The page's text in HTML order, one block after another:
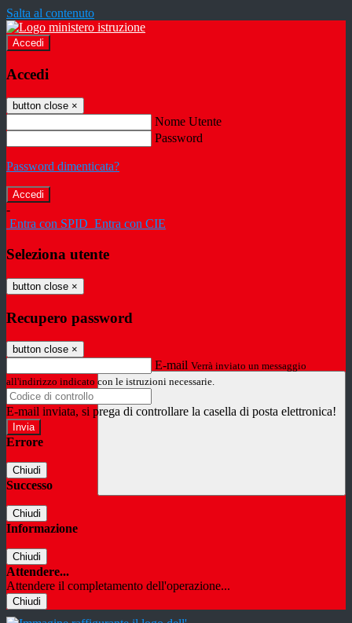
Salta al contenuto
Accedi
Accedi
button close ×
Nome Utente
Password
Password dimenticata?
-
Entra con SPID Entra con CIE
Seleziona utente
button close ×
Recupero password
button close ×
E-mail Verrà inviato un messaggio
all'indirizzo indicato con le istruzioni necessarie.
E-mail inviata, si prega di controllare la casella di posta elettronica!
Errore
Chiudi
Successo
Chiudi
Informazione
Chiudi
Attendere...
Attendere il completamento dell'operazione...
Chiudi